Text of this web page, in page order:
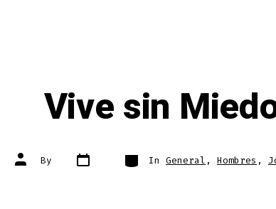
Vive sin
Post
author
By Post
date
Categories
In General , Hombres ,